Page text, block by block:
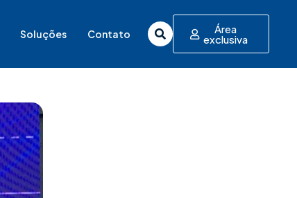
Soluções Contato Área
exclusiva